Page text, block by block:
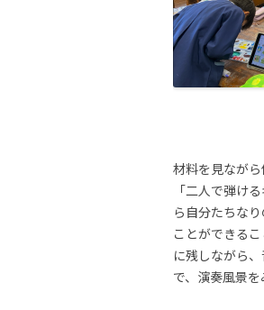
材料を見なが
「二人で弾け
ら自分たちな
ことができる
に残しながら
で、演奏風景を